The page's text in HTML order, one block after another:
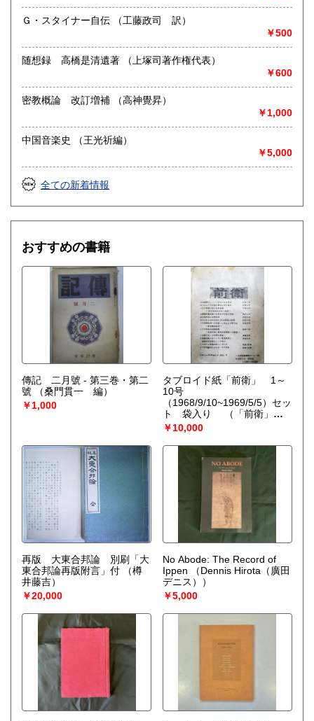
Ｇ・スタイナー自伝 （工藤政司 訳）
￥500
随想録 高橋是清遺著 （上塚司著作権代表）
￥600
密教概論 改訂増補 （高神覺昇）
￥1,000
中国音楽史 （王光祈編）
￥5,000
全ての新着情報
おすすめの書籍
傳記 二月號 - 第三巻・第二
號
（桑門貫一 編）
￥1,000
タブロイド紙「前衛」 1～
10号
（1968/9/10~1969/5/5）セッ
ト 袋入り
（「前衛」編
輯委員会）
￥10,000
再版 大東合邦論 別刷「大
東合邦論再版附言」付
（樽
井藤吉）
￥20,000
No Abode: The Record of
Ippen
（Dennis Hirota（廣田
デニス））
￥5,000